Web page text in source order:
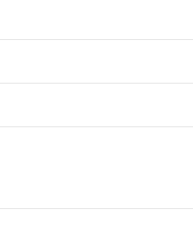
有に対応した製品が提供可能
に対応した製品に切り替える